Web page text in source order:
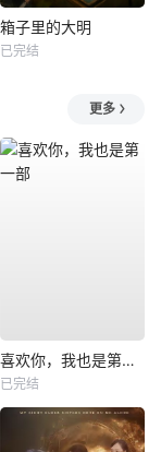
箱子里的大明
已完结
更多
喜欢你，我也是第一部
已完结